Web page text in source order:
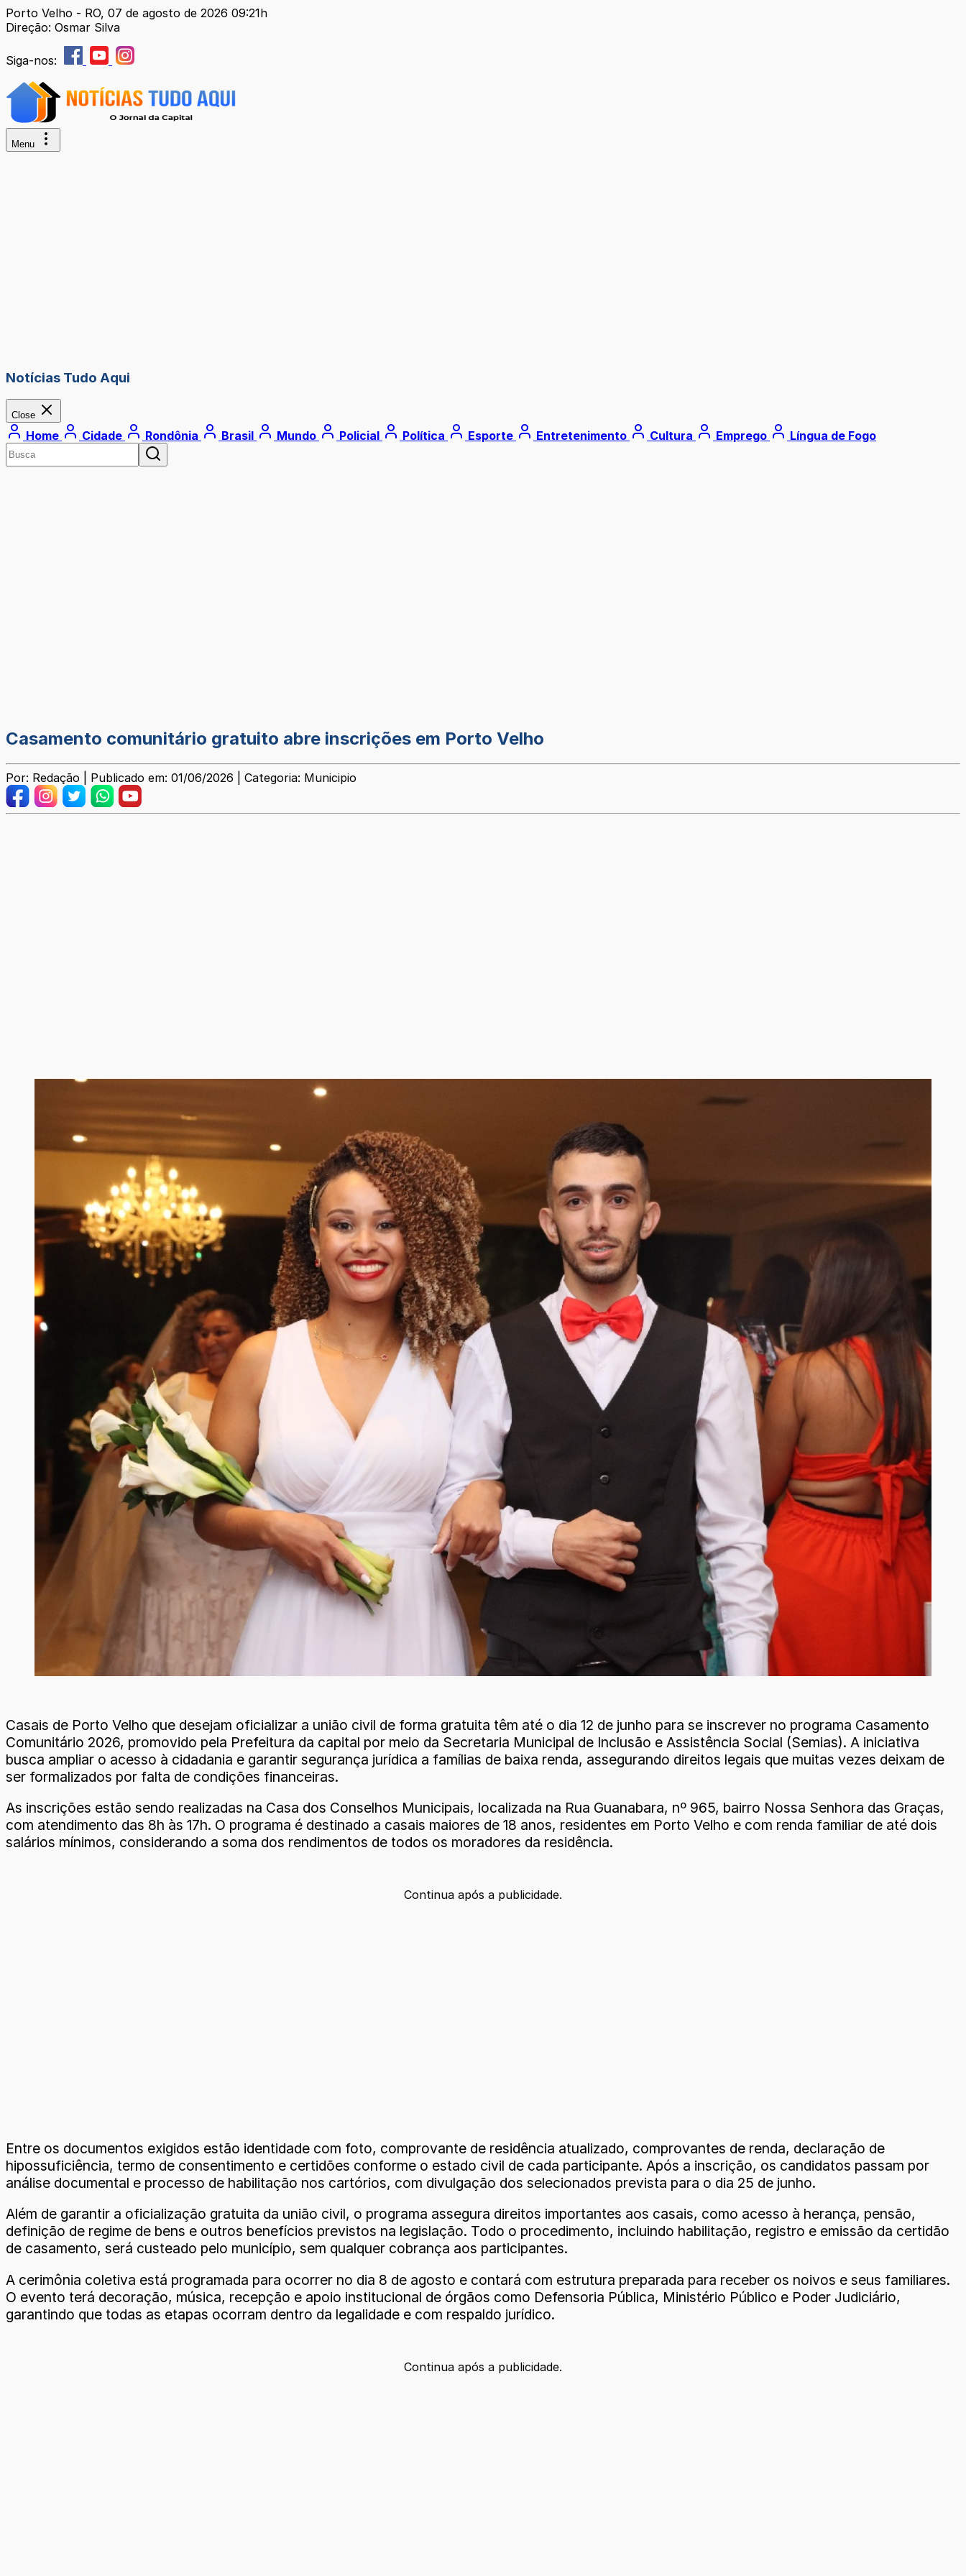
Porto Velho - RO, 07 de agosto de 2026 09:21h
Direção: Osmar Silva
Siga-nos:
Menu
Notícias Tudo Aqui
Close
Home Cidade Rondônia Brasil Mundo Policial Política Esporte Entretenimento Cultura Emprego Língua de Fogo
Casamento comunitário gratuito abre inscrições em Porto Velho
Por: Redação | Publicado em: 01/06/2026 | Categoria: Municipio
Casais de Porto Velho que desejam oficializar a união civil de forma gratuita têm até o dia 12 de junho para se inscrever no programa Casamento
Comunitário 2026, promovido pela Prefeitura da capital por meio da Secretaria Municipal de Inclusão e Assistência Social (Semias). A iniciativa
busca ampliar o acesso à cidadania e garantir segurança jurídica a famílias de baixa renda, assegurando direitos legais que muitas vezes deixam de
ser formalizados por falta de condições financeiras.
As inscrições estão sendo realizadas na Casa dos Conselhos Municipais, localizada na Rua Guanabara, nº 965, bairro Nossa Senhora das Graças,
com atendimento das 8h às 17h. O programa é destinado a casais maiores de 18 anos, residentes em Porto Velho e com renda familiar de até dois
salários mínimos, considerando a soma dos rendimentos de todos os moradores da residência.
Continua após a publicidade.
Entre os documentos exigidos estão identidade com foto, comprovante de residência atualizado, comprovantes de renda, declaração de
hipossuficiência, termo de consentimento e certidões conforme o estado civil de cada participante. Após a inscrição, os candidatos passam por
análise documental e processo de habilitação nos cartórios, com divulgação dos selecionados prevista para o dia 25 de junho.
Além de garantir a oficialização gratuita da união civil, o programa assegura direitos importantes aos casais, como acesso à herança, pensão,
definição de regime de bens e outros benefícios previstos na legislação. Todo o procedimento, incluindo habilitação, registro e emissão da certidão
de casamento, será custeado pelo município, sem qualquer cobrança aos participantes.
A cerimônia coletiva está programada para ocorrer no dia 8 de agosto e contará com estrutura preparada para receber os noivos e seus familiares.
O evento terá decoração, música, recepção e apoio institucional de órgãos como Defensoria Pública, Ministério Público e Poder Judiciário,
garantindo que todas as etapas ocorram dentro da legalidade e com respaldo jurídico.
Continua após a publicidade.